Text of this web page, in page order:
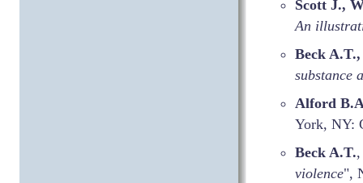
Scott J.,
An
Beck
substance
Alford
York, NY:
Beck A.T.
violence",